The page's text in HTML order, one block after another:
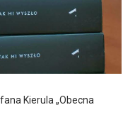
Kierula „Obecna